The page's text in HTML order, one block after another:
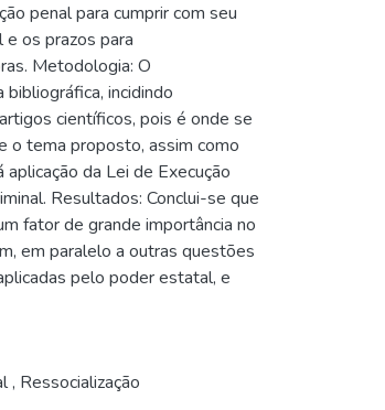
penal para cumprir com seu
os prazos para
Metodologia: O
incidindo
científicos, pois é onde se
o tema proposto, assim como
da Lei de Execução
Resultados: Conclui-se que
fator de grande importância no
em paralelo a outras questões
pelo poder estatal, e
, Ressocialização